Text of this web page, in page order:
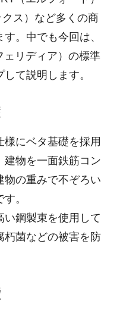
ス）など多くの商
。中でも今回は、
リディア）の標準
て説明します。
にベタ基礎を採用
建物を一面鉄筋コン
物の重みで不ぞろい
。
い鋼製束を使用して
朽菌などの被害を防